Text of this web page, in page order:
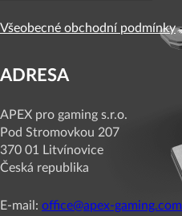
Všeobecné obchodní podmínky
ADRESA
APEX pro gaming s.r.o.
Pod Stromovkou 207
370 01 Litvínovice
Česká republika
E-mail: office@apex-gaming.com